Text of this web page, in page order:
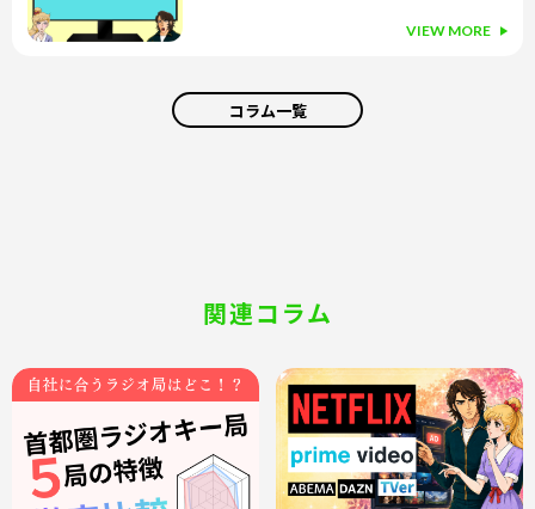
VIEW MORE
コラム一覧
関連コラム